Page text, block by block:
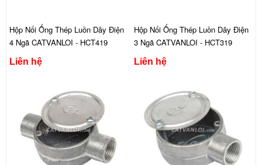
Hộp Nối Ống Thép Luồn Dây Điện
4 Ngã CATVANLOI - HCT419
Liên hệ
Hộp Nối Ống Thép Luồn Dây Điện
3 Ngã CATVANLOI - HCT319
Liên hệ